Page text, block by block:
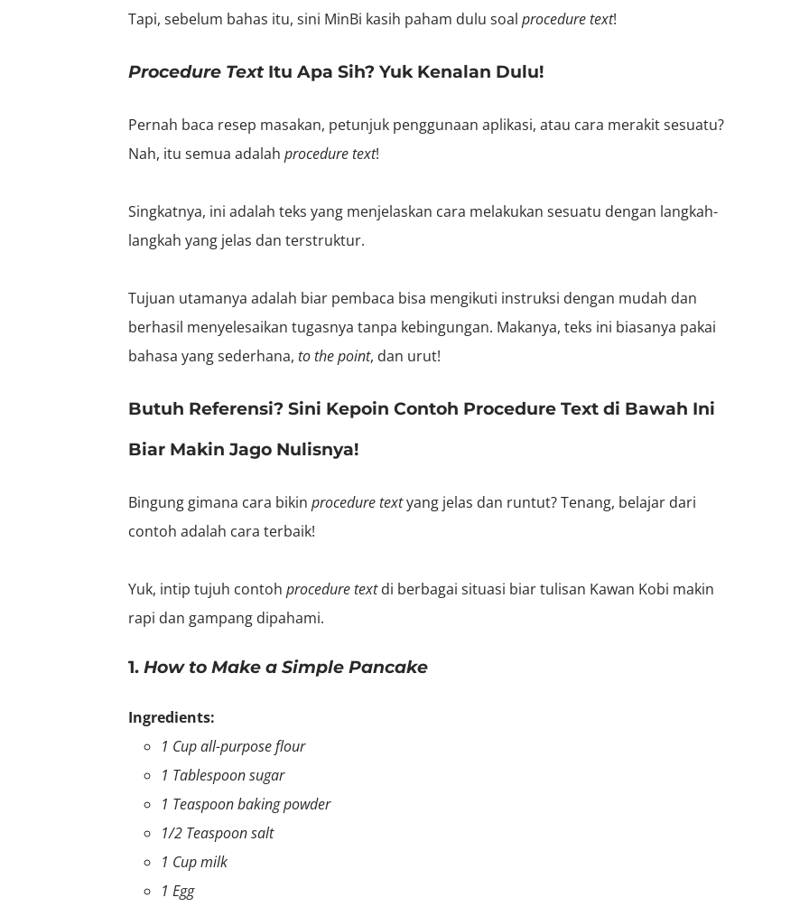
Tapi, sebelum bahas itu, sini MinBi kasih paham dulu soal procedure text!
Procedure Text Itu Apa Sih? Yuk Kenalan Dulu!
Pernah baca resep masakan, petunjuk penggunaan aplikasi, atau cara merakit sesuatu?
Nah, itu semua adalah procedure text!
Singkatnya, ini adalah teks yang menjelaskan cara melakukan sesuatu dengan langkah-
langkah yang jelas dan terstruktur.
Tujuan utamanya adalah biar pembaca bisa mengikuti instruksi dengan mudah dan
berhasil menyelesaikan tugasnya tanpa kebingungan. Makanya, teks ini biasanya pakai
bahasa yang sederhana, to the point, dan urut!
Butuh Referensi? Sini Kepoin Contoh Procedure Text di Bawah Ini
Biar Makin Jago Nulisnya!
Bingung gimana cara bikin procedure textyang jelas dan runtut? Tenang, belajar dari
contoh adalah cara terbaik!
Yuk, intip tujuh contoh procedure textdi berbagai situasi biar tulisan Kawan Kobi makin
rapi dan gampang dipahami.
1. How to Make a Simple Pancake
Ingredients:
1 Cup all-purpose flour
1 Tablespoon sugar
1 Teaspoon baking powder
1/2 Teaspoon salt
1 Cup milk
1 Egg